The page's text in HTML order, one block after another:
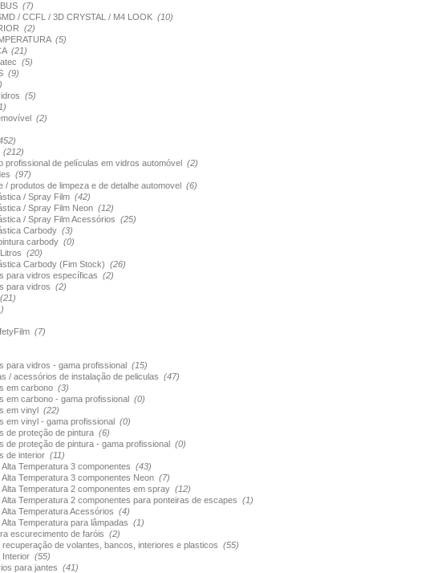
(7)
/ CCFL / 3D CRYSTAL / M4 LOOK (10)
(2)
(5)
(21)
(5)
(9)
(5)
(2)
(212)
profissional de películas em vidros automóvel (2)
(97)
/ produtos de limpeza e de detalhe automovel (6)
/ Spray Film (42)
/ Spray Film Neon (12)
/ Spray Film Acessórios (25)
Carbody (3)
carbody (0)
(20)
Carbody (Fim Stock) (26)
para vidros específicas (2)
para vidros (2)
(21)
(7)
para vidros - gama profissional (15)
/ acessórios de instalação de peliculas (47)
em carbono (3)
em carbono - gama profissional (0)
em vinyl (22)
em vinyl - gama profissional (0)
de proteção de pintura (6)
de proteção de pintura - gama profissional (0)
de interior (11)
Temperatura 3 componentes (43)
Temperatura 3 componentes Neon (7)
Temperatura 2 componentes em spray (12)
Temperatura 2 componentes para ponteiras de escapes (1)
Temperatura Acessórios (4)
Temperatura para lâmpadas (1)
escurecimento de faróis (2)
recuperação de volantes, bancos, interiores e plasticos (55)
Interior (55)
para jantes (41)